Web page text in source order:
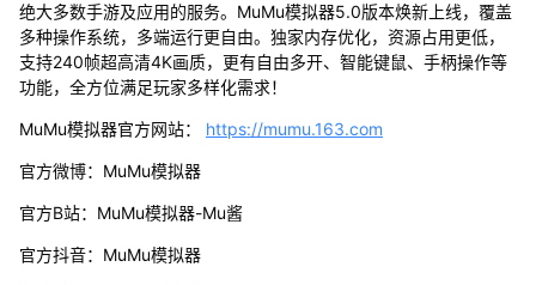
绝大多数手游及应用的服务。MuMu模拟器5.0版本焕新上线，覆盖
多种操作系统，多端运行更自由。独家内存优化，资源占用更低，
支持240帧超高清4K画质，更有自由多开、智能键鼠、手柄操作等
功能，全方位满足玩家多样化需求！
MuMu模拟器官方网站： https://mumu.163.com
官方微博：MuMu模拟器
官方B站：MuMu模拟器-Mu酱
官方抖音：MuMu模拟器